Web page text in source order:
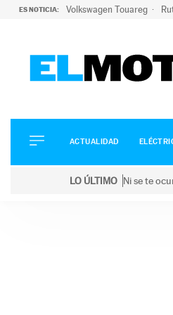
ES NOTICIA: Volkswagen Touareg
ELÉCTRICOS
CONDUCIR
ACTUALIDAD
LO ÚLTIMO Ni se te